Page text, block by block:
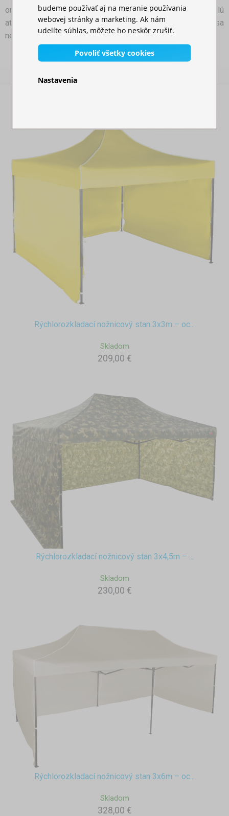
oni sa vám za to poďakujú tým, že vytvoria dokonalú
atmosféru lásky a pohody. Nestavajte steny tam, kde sa
nehodia.
Rýchlorozkladací nožnicový stan 3x3m – oc...
Skladom
209,00 €
Rýchlorozkladací nožnicový stan 3x4,5m – ...
Skladom
230,00 €
Rýchlorozkladací nožnicový stan 3x6m – oc...
Skladom
328,00 €
budeme používať aj na meranie používania
webovej stránky a marketing. Ak nám
udelíte súhlas, môžete ho neskôr zrušiť.
Povoliť všetky cookies
Nastavenia